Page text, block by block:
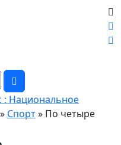
: Национальное
» Спорт» По четыре